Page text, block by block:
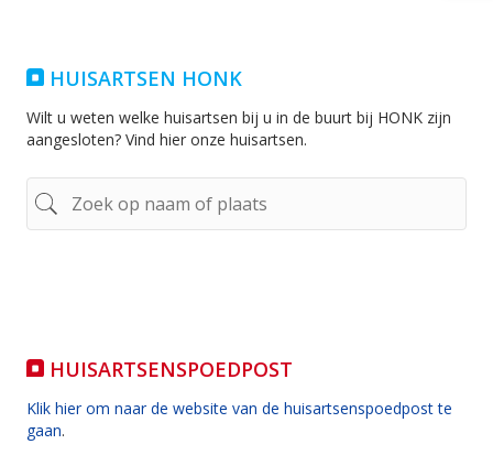
HUISARTSEN HONK
Wilt u weten welke huisartsen bij u in de buurt bij HONK zijn
aangesloten? Vind hier onze huisartsen.
HUISARTSENSPOEDPOST
Klik hier om naar de website van de huisartsenspoedpost te
gaan.